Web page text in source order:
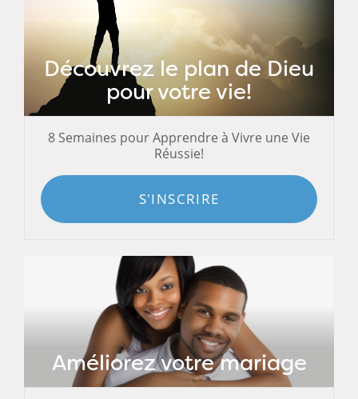
Découvrez le plan de Dieu
pour votre vie!
8 Semaines pour Apprendre à Vivre une Vie
Réussie!
S'INSCRIRE
Améliorez votre mariage